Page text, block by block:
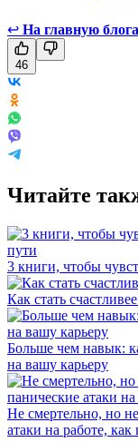
↩ На главную блога
46
Читайте
3 книги, чтобы
Как стать
Больше чем навык:
на вашу карьеру
Не смертельно, но
атаки на работе,